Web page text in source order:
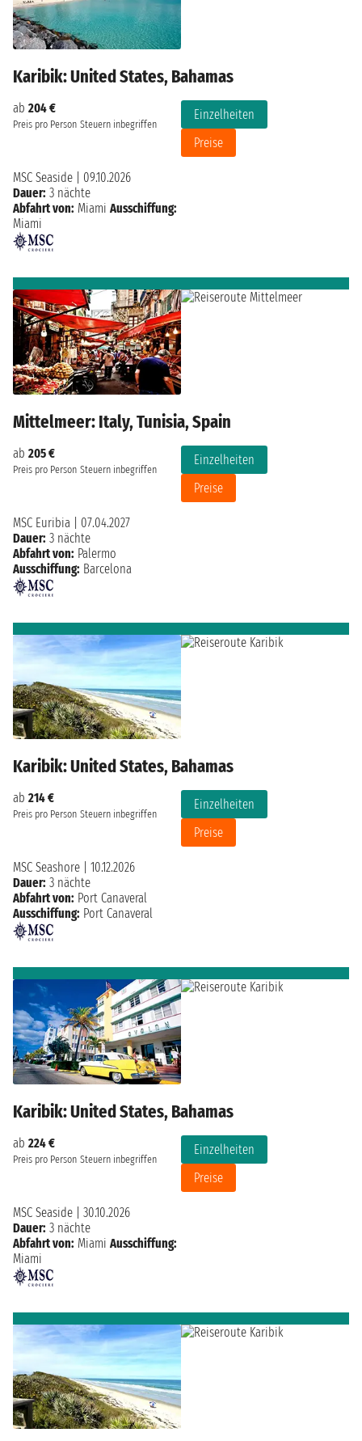
Karibik: United States, Bahamas
ab 204 €
Preis pro Person Steuern inbegriffen
Einzelheiten
Preise
MSC Seaside
09.10.2026
Dauer: 3 nächte
Abfahrt von: Miami Ausschiffung:
Miami
Mittelmeer: Italy, Tunisia, Spain
ab 205 €
Preis pro Person Steuern inbegriffen
Einzelheiten
Preise
MSC Euribia
07.04.2027
Dauer: 3 nächte
Abfahrt von: Palermo
Ausschiffung: Barcelona
Karibik: United States, Bahamas
ab 214 €
Preis pro Person Steuern inbegriffen
Einzelheiten
Preise
MSC Seashore
10.12.2026
Dauer: 3 nächte
Abfahrt von: Port Canaveral
Ausschiffung: Port Canaveral
Karibik: United States, Bahamas
ab 224 €
Preis pro Person Steuern inbegriffen
Einzelheiten
Preise
MSC Seaside
30.10.2026
Dauer: 3 nächte
Abfahrt von: Miami Ausschiffung:
Miami